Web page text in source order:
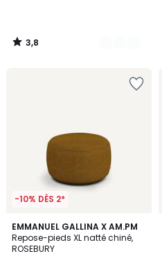
3,8
/
-10% DÈS 2*
EMMANUEL GALLINA X AM.PM
Repose-pieds XL natté chiné,
ROSEBURY
2
Couleurs